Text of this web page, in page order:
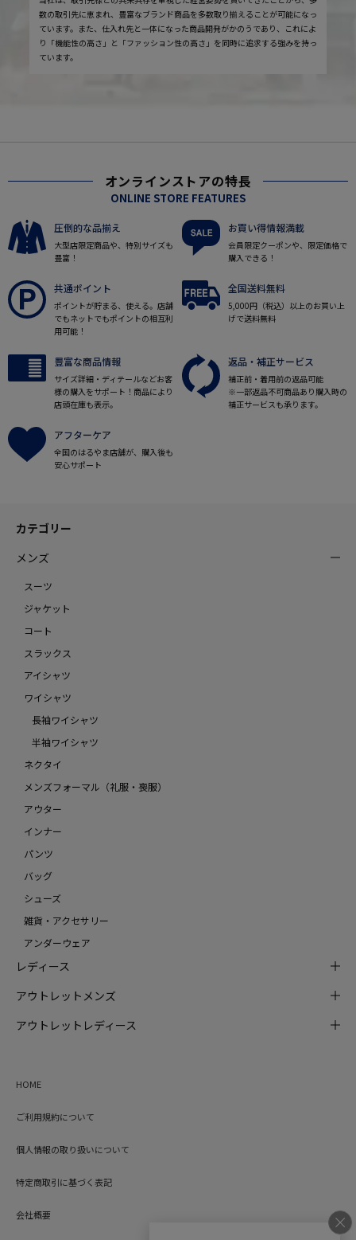
数の取引先に恵まれ、豊富なブランド商品を多数取り揃えることが可能になっ
ています。また、仕入れ先と一体になった商品開発がかのうであり、これによ
り「機能性の高さ」と「ファッション性の高さ」を同時に追求する強みを持っ
ています。
オンラインストアの特長
ONLINE STORE FEATURES
圧倒的な品揃え
大型店限定商品や、特別サイズも
豊富！
お買い得情報満載
会員限定クーポンや、限定価格で
購入できる！
共通ポイント
ポイントが貯まる、使える。店舗
でもネットでもポイントの相互利
用可能！
全国送料無料
5,000円（税込）以上のお買い上
げで送料無料
豊富な商品情報
サイズ詳細・ディテールなどお客
様の購入をサポート！商品により
店頭在庫も表示。
返品・補正サービス
補正前・着用前の返品可能
※一部返品不可商品あり購入時の
補正サービスも承ります。
アフターケア
全国のはるやま店舗が、購入後も
安心サポート
カテゴリー
メンズ
スーツ
ジャケット
コート
スラックス
アイシャツ
ワイシャツ
長袖ワイシャツ
半袖ワイシャツ
ネクタイ
メンズフォーマル（礼服・喪服）
アウター
インナー
パンツ
バッグ
シューズ
雑貨・アクセサリー
アンダーウェア
レディース
アウトレットメンズ
アウトレットレディース
HOME
ご利用規約について
個人情報の取り扱いについて
特定商取引に基づく表記
会社概要